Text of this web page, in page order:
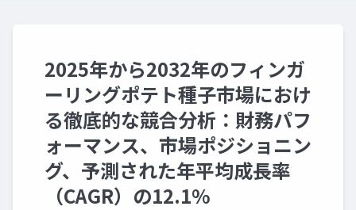
2025年から2032年のフィンガ
ーリングポテト種子市場におけ
る徹底的な競合分析：財務パフ
ォーマンス、市場ポジショニン
グ、予測された年平均成長率
（CAGR）の12.1%